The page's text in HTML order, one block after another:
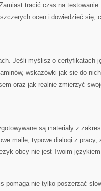
tracić czas na testowanie
ocen i dowiedzieć się,
Jeśli myślisz o certyfikatach
wskazówki jak się do nich
oraz jak realnie zmierzyć
są materiały z
maile, typowe dialogi z pracy,
obcy nie jest Twoim
pomaga nie tylko poszerzać